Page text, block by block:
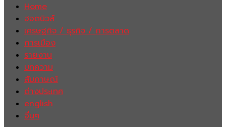
Home
ฮอตนิวส์
เศรษฐกิจ / ธุรกิจ / การตลาด
การเมือง
รายงาน
บทความ
สัมภาษณ์
ต่างประเทศ
english
อื่นๆ